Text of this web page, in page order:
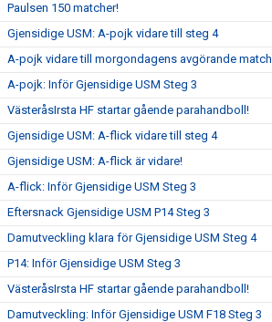
Paulsen 150 matcher!
Gjensidige USM: A-pojk vidare till steg 4
A-pojk vidare till morgondagens avgörande match
A-pojk: Inför Gjensidige USM Steg 3
VästeråsIrsta HF startar gående parahandboll!
Gjensidige USM: A-flick vidare till steg 4
Gjensidige USM: A-flick är vidare!
A-flick: Inför Gjensidige USM Steg 3
Eftersnack Gjensidige USM P14 Steg 3
Damutveckling klara för Gjensidige USM Steg 4
P14: Inför Gjensidige USM Steg 3
VästeråsIrsta HF startar gående parahandboll!
Damutveckling: Inför Gjensidige USM F18 Steg 3